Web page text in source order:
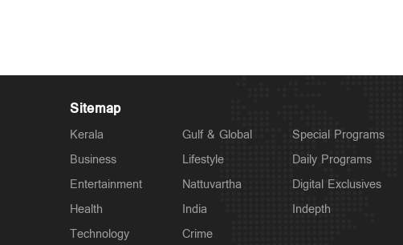
Sitemap
Kerala
Business
Entertainment
Health
Technology
Gulf & Global
Lifestyle
Nattuvartha
India
Crime
Special Programs
Daily Programs
Digital Exclusives
Indepth